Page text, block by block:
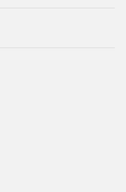
базы данных.
для резервного
миграции
почту о
text, pdf,